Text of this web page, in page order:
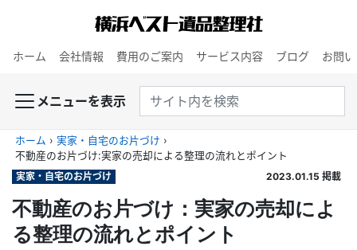
ホーム 会社情報 費用のご案内 サービス内容 ブログ お問
メニューを表示
ホーム › 実家・自宅のお片づけ ›
不動産のお片づけ：実家の売却による整理の流れとポイント
実家・自宅のお片づけ
2023.01.15 掲載
不動産のお片づけ：実家の売却によ
る整理の流れとポイント